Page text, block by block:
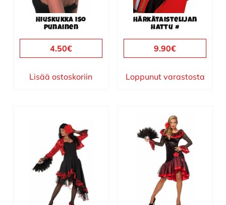
Hiuskukka iso
punainen
4.50€
Lisää ostoskoriin
Härkätaistelijan
hattu #
9.90€
Loppunut varastosta
useampi
muunnelma.
tuotteella
muunnelma.